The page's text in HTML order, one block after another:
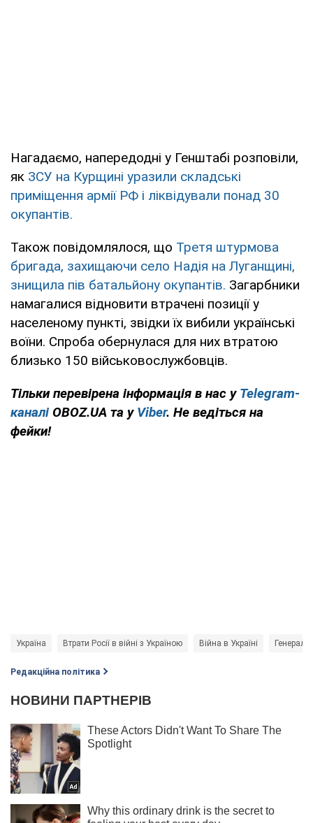
Нагадаємо, напередодні у Генштабі розповіли,
як ЗСУ на Курщині уразили складські
приміщення армії РФ і ліквідували понад 30
окупантів.
Також повідомлялося, що Третя штурмова
бригада, захищаючи село Надія на Луганщині,
знищила пів батальйону окупантів. Загарбники
намагалися відновити втрачені позиції у
населеному пункті, звідки їх вибили українські
воїни. Спроба обернулася для них втратою
близько 150 військовослужбовців.
Тільки перевірена інформація в нас у Telegram-
каналі OBOZ.UA та у Viber. Не ведіться на
фейки!
Україна Втрати Росії в війні з Україною Війна в Україні
Редакційна політика